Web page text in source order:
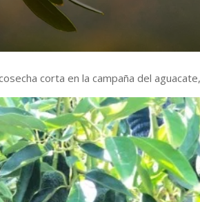
corta en la campaña del aguacate,